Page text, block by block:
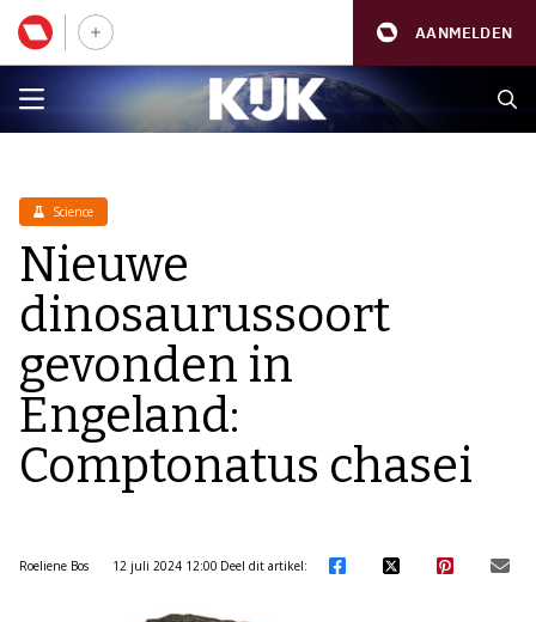
AANMELDEN
Science
Nieuwe
dinosaurussoort
gevonden in
Engeland:
Comptonatus chasei
Roeliene Bos 12 juli 2024 12:00 Deel dit artikel: